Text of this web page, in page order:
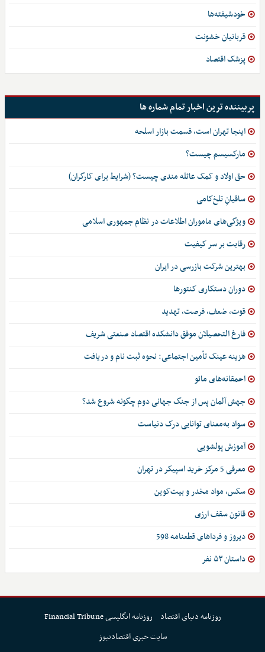
خودشیفته‌ها
قربانیان خشونت
پزشک اقتصاد
پربیننده ترین اخبار تمام شماره ها
اینجا تهران است، قسمت بازار اسلحه
مارکسیسم چیست؟
حق اولاد و کمک عائله مندی چیست؟ (شرایط برای کارگران)
ساقیانِ تلخ‌کامی
ویژگی‌های ماموران اطلاعات در نظام جمهوری اسلامی
رقابت بر سر کیفیت
بهترین شرکت بازرسی در ایران
دوران دستکاری کنتورها
قوت، ضعف، فرصت، تهدید
فارغ التحصیلان موفق دانشکده اقتصاد صنعتی شریف
هزینه عینک تأمین اجتماعی: نحوه ثبت نام و دریافت
احمقانه‌های مائو
جهش آلمان پس از جنگ جهانی دوم چگونه شروع شد؟
سواد به‌معنای توانایی درک دنیاست
آموزش پولشویی
معرفی 5 مرکز خرید اسپیکر در تهران
سکس، مواد مخدر و بیت‌کوین
قانون سقف ارزی
دیروز و فرداهای قطعنامه 598
داستان ۵۳ نفر
روزنامه دنیای اقتصاد
روزنامه انگلیسی Financial Tribune
سایت خبری اقتصادنیوز